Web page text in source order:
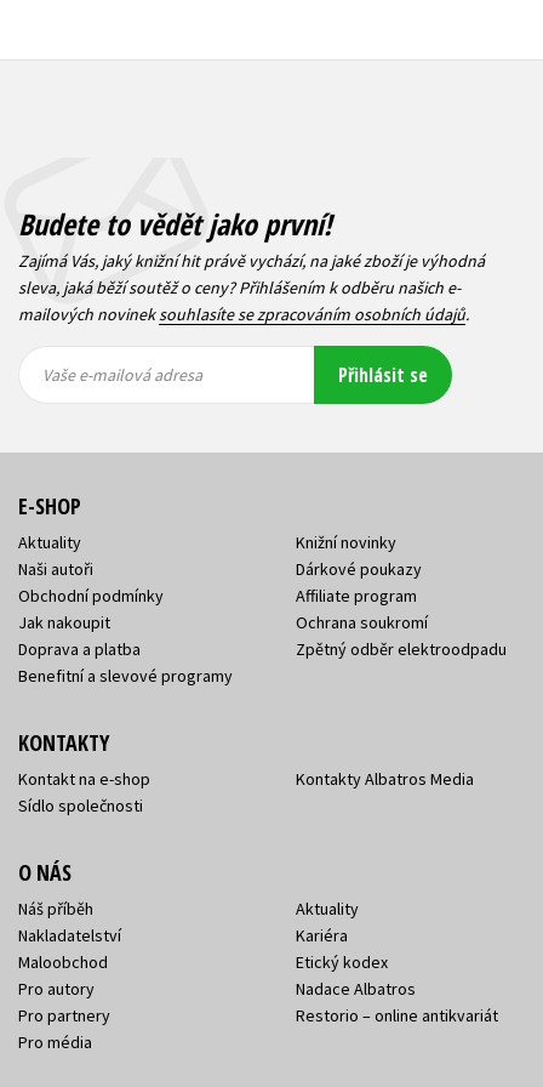
Budete to vědět jako první!
Zajímá Vás, jaký knižní hit právě vychází, na jaké zboží je výhodná
sleva, jaká běží soutěž o ceny? Přihlášením k odběru našich e-
mailových novineksouhlasíte se zpracováním osobních údajů.
mailová
mailová
Vaše e-mailová adresa Přihlásit se
E-SHOP
Aktuality
Naši autoři
Obchodní podmínky
Jak nakoupit
Doprava a platba
Benefitní a slevové programy
Knižní novinky
Dárkové poukazy
Affiliate program
Ochrana soukromí
Zpětný odběr elektroodpadu
KONTAKTY
Kontakt na e-shop
Sídlo společnosti
Kontakty Albatros Media
O NÁS
Náš příběh
Nakladatelství
Maloobchod
Pro autory
Pro partnery
Pro média
Aktuality
Kariéra
Etický kodex
Nadace Albatros
Restorio – online antikvariát